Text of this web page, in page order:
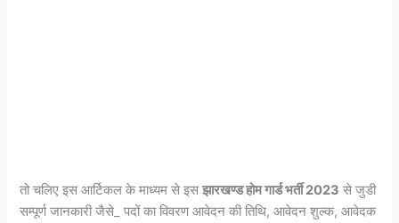
तो चलिए इस आर्टिकल के माध्यम से इसझारखण्ड होम गार्ड भर्ती 2023 से जुडी
सम्पूर्ण जानकारी जैसे_ पदों का विवरण आवेदन की तिथि, आवेदन शुल्क, आवेदक